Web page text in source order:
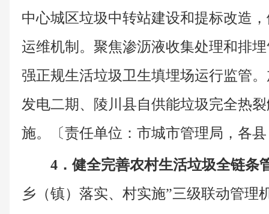
中心城区垃圾中转站建设和提标改造
运维机制。聚焦渗沥液收集处理和排
强正规生活垃圾卫生填埋场运行监管
发电二期、陵川县自供能垃圾完全热
施。〔责任单位：市城市管理局，各
4．健全完善农村生活垃圾全链条
乡（镇）落实、村实施”三级联动管理